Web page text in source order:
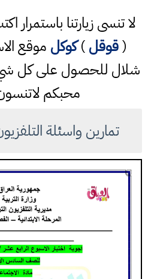
لا تنسى زيارتنا
(قوقل)كوكل موقع
شلال للحصول على كل
محبكم
تمارين واسئلة